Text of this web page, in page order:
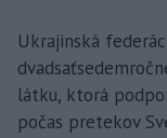
Ukrajinská
látku, ktorá
počas pretekov